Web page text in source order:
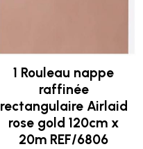
1 Rouleau nappe
raffinée
rectangulaire Airlaid
rose gold 120cm x
20m REF/6806